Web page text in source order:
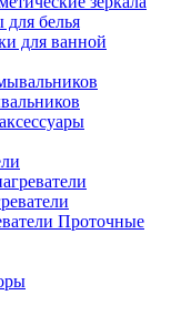
белья
для ванной
Проточные